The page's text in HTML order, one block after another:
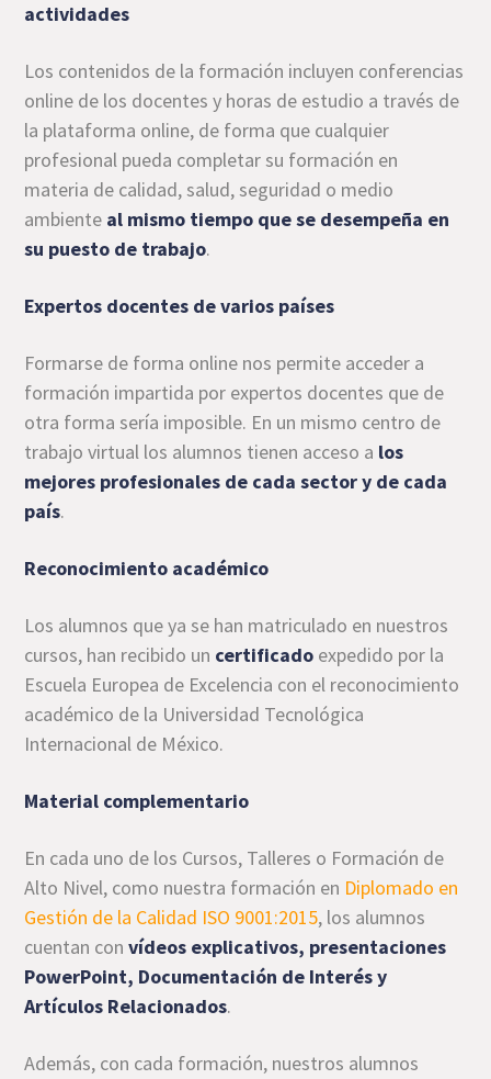
actividades
Los contenidos de la formación incluyen conferencias
online de los docentes y horas de estudio a través de
la plataforma online, de forma que cualquier
profesional pueda completar su formación en
materia de calidad, salud, seguridad o medio
ambiente al mismo tiempo que se desempeña en
su puesto de trabajo.
Expertos docentes de varios países
Formarse de forma online nos permite acceder a
formación impartida por expertos docentes que de
otra forma sería imposible. En un mismo centro de
trabajo virtual los alumnos tienen acceso a los
mejores profesionales de cada sector y de cada
país.
Reconocimiento académico
Los alumnos que ya se han matriculado en nuestros
cursos, han recibido un certificado expedido por la
Escuela Europea de Excelencia con el reconocimiento
académico de la Universidad Tecnológica
Internacional de México.
Material complementario
En cada uno de los Cursos, Talleres o Formación de
Alto Nivel, como nuestra formación en Diplomado en
Gestión de la Calidad ISO 9001:2015, los alumnos
cuentan convídeos explicativos, presentaciones
PowerPoint, Documentación de Interés y
Artículos Relacionados.
Además, con cada formación, nuestros alumnos